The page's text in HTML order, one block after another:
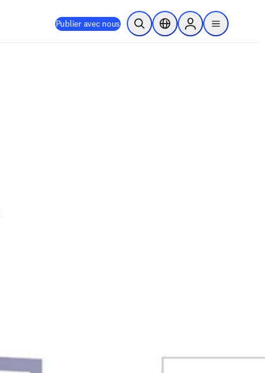
Publier avec nous Ouvrir la recherche
Sélecteur de localisation
Sign in to products
menu